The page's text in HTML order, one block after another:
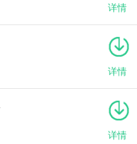
详情
详情
详情